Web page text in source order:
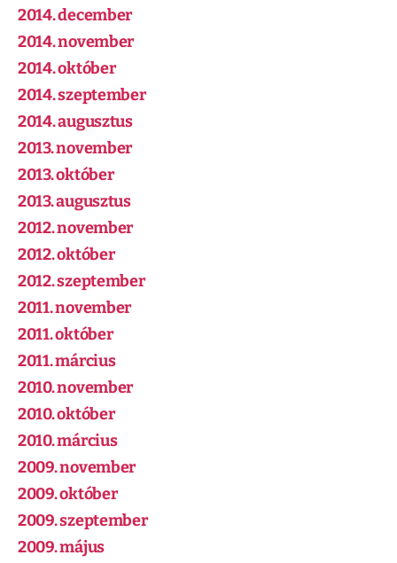
2014. december
2014. november
2014. október
2014. szeptember
2014. augusztus
2013. november
2013. október
2013. augusztus
2012. november
2012. október
2012. szeptember
2011. november
2011. október
2011. március
2010. november
2010. október
2010. március
2009. november
2009. október
2009. szeptember
2009. május